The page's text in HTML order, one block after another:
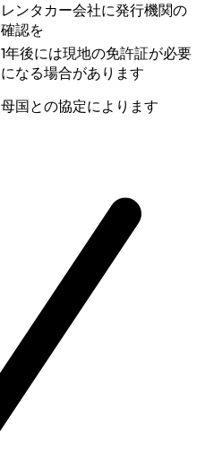
レンタカー会社に発行機関の
確認を
1年後には現地の免許証が必要
になる場合があります
母国との協定によります